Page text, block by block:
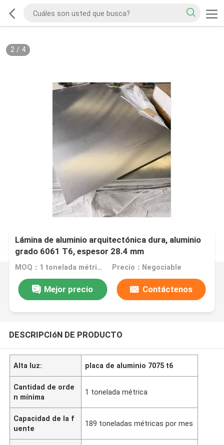
2/ 4
Lámina de aluminio arquitectónica dura, aluminio
grado 6061 T6, espesor 28.4 mm
MOQ：1 tonelada métrica Precio：Negociable
Mejor precio Contáctenos
DESCRIPCIóN DE PRODUCTO
Alta luz: placa de aluminio 7075 t6
Cantidad de orde
n mínima
1 tonelada métrica
Capacidad de la f
uente
189 toneladas métricas por mes